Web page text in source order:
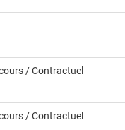
/ Contractuel
/ Contractuel